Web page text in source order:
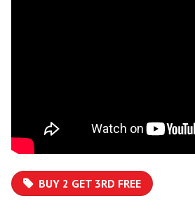
BUY 2 GET 3RD FREE